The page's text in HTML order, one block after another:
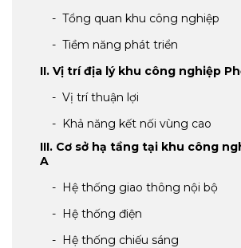
- Tổng quan khu công nghiệp
- Tiềm năng phát triển
II. Vị trí địa lý khu công nghiệp
- Vị trí thuận lợi
- Khả năng kết nối vùng cao
III. Cơ sở hạ tầng tại khu công
A
- Hệ thống giao thông nội bộ
- Hệ thống điện
- Hệ thống chiếu sáng